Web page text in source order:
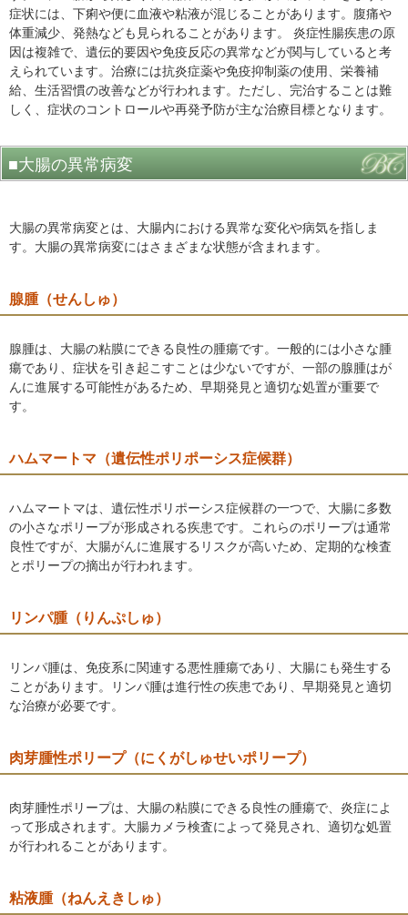
症状には、下痢や便に血液や粘液が混じることがあります。腹痛や
体重減少、発熱なども見られることがあります。 炎症性腸疾患の原
因は複雑で、遺伝的要因や免疫反応の異常などが関与していると考
えられています。治療には抗炎症薬や免疫抑制薬の使用、栄養補
給、生活習慣の改善などが行われます。ただし、完治することは難
しく、症状のコントロールや再発予防が主な治療目標となります。
■大腸の異常病変
大腸の異常病変とは、大腸内における異常な変化や病気を指しま
す。大腸の異常病変にはさまざまな状態が含まれます。
腺腫（せんしゅ）
腺腫は、大腸の粘膜にできる良性の腫瘍です。一般的には小さな腫
瘍であり、症状を引き起こすことは少ないですが、一部の腺腫はが
んに進展する可能性があるため、早期発見と適切な処置が重要で
す。
ハムマートマ（遺伝性ポリポーシス症候群）
ハムマートマは、遺伝性ポリポーシス症候群の一つで、大腸に多数
の小さなポリープが形成される疾患です。これらのポリープは通常
良性ですが、大腸がんに進展するリスクが高いため、定期的な検査
とポリープの摘出が行われます。
リンパ腫（りんぷしゅ）
リンパ腫は、免疫系に関連する悪性腫瘍であり、大腸にも発生する
ことがあります。リンパ腫は進行性の疾患であり、早期発見と適切
な治療が必要です。
肉芽腫性ポリープ（にくがしゅせいポリープ）
肉芽腫性ポリープは、大腸の粘膜にできる良性の腫瘍で、炎症によ
って形成されます。大腸カメラ検査によって発見され、適切な処置
が行われることがあります。
粘液腫（ねんえきしゅ）